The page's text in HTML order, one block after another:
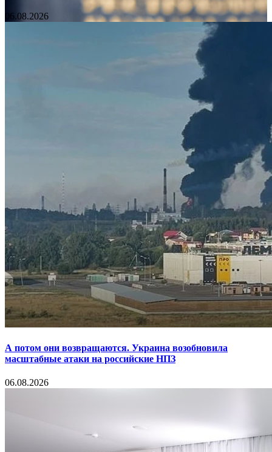
06.08.2026
А потом они возвращаются. Украина возобновила
масштабные атаки на российские НПЗ
06.08.2026